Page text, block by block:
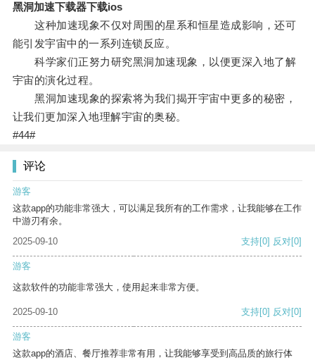
黑洞加速下载器下载ios
这种加速现象不仅对周围的星系和恒星造成影响，还可
能引发宇宙中的一系列连锁反应。
科学家们正努力研究黑洞加速现象，以便更深入地了解
宇宙的演化过程。
黑洞加速现象的探索将为我们揭开宇宙中更多的秘密，
让我们更加深入地理解宇宙的奥秘。
#44#
评论
游客
这款app的功能非常强大，可以满足我所有的工作需求，让我能够在工作
中游刃有余。
2025-09-10
支持[0] 反对[0]
游客
这款软件的功能非常强大，使用起来非常方便。
2025-09-10 支持[0] 反对[0]
游客
这款app的酒店、餐厅推荐非常有用，让我能够享受到高品质的旅行体